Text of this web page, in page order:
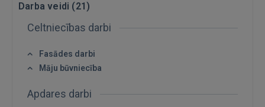
Ienākt
Darba veidi (21)
Celtniecības darbi
Fasādes darbi
Māju būvniecība
Apdares darbi